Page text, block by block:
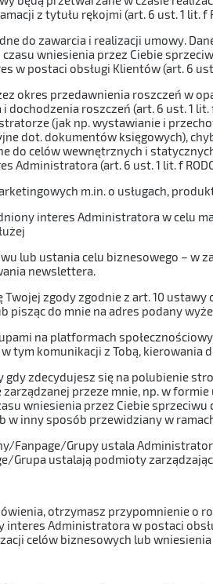
z tytułu rękojmi (art. 6 ust. 1 lit. f
do zawarcia i realizacji umowy.
wniesienia przez Ciebie
postaci obsługi Klientów (art. 6 ust.
okres przedawnienia roszczeń w
roszczeń (art. 6 ust. 1
(jak np. wystawianie i
dot. dokumentów księgowych),
do celów wewnętrznych i
Administratora (art. 6 ust. 1 lit. f
m.in. o usługach,
interes Administratora w celu
lub ustania celu biznesowego – w
newslettera.
zgody zgodnie z art. 10
pisząc do mnie na adres podany
na platformach
tym komunikacji z Tobą, kierowania
gdy zdecydujesz się na polubienie
przeze mnie, np. w
wniesienia przez Ciebie sprzeciwu
w inny sposób przewidziany w
Fanpage/Grupy ustala
Grupa ustalają podmioty
otrzymasz przypomnienie o
Administratora w postaci
celów biznesowych lub wniesienia